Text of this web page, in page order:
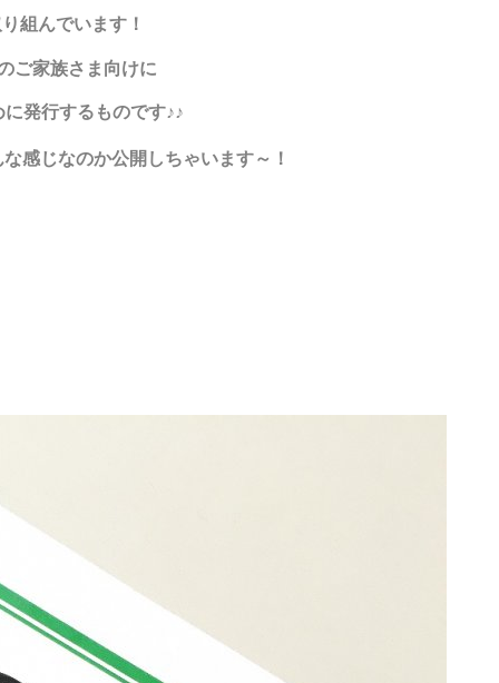
組んでいます！
ご家族さま向けに
発行するものです♪♪
感じなのか公開しちゃいます～！